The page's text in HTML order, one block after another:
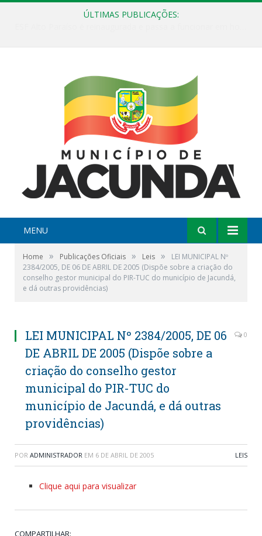
ÚLTIMAS PUBLICAÇÕES:
MENU
Home » Publicações Oficiais » Leis »
LEI MUNICIPAL Nº
2384/2005, DE 06 DE ABRIL DE 2005 (Dispõe sobre a criação do
conselho gestor municipal do PIR-TUC do município de Jacundá,
e dá outras providências)
LEI MUNICIPAL Nº 2384/2005, DE 06
DE ABRIL DE 2005 (Dispõe sobre a
criação do conselho gestor
municipal do PIR-TUC do
município de Jacundá, e dá outras
providências)
0
POR ADMINISTRADOR EM 6 DE ABRIL DE 2005 LEIS
Clique aqui para visualizar
COMPARTILHAR: